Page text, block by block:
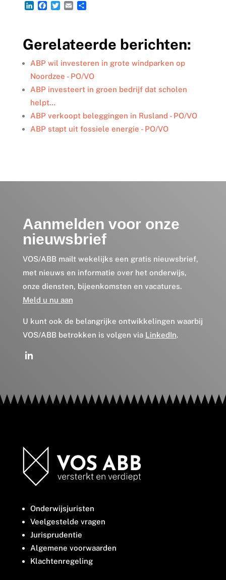
L
e
d
I
n
F
b
o
o
k
T
t
e
r
E
l
D
n
Gerelateerde berichten:
ABP wil investeren in grote windparken op
Noordzee - PO/VO
ABP investeert in groen bedrijf dat scholen
helpt…
ABP verkoopt beleggingen in Rusland - PO/VO
ABP stapt uit fossiele energie - PO/VO
Aanmelden voor onze
nieuwsbrief
VOS/ABB mailt wekelijks een gratis nieuwsbrief,
met nieuws en informatie over het onderwijs,
onze diensten, bijeenkomsten en vacatures.
Meld u nu aan
U kunt ook de belangrijke ontwikkelingen waarbij
VOS/ABB betrokken is volgen via LinkedIn.
Onderwijsjuristen
Veelgestelde vragen
Jurisprudentie
Algemene voorwaarden
Klachtenregeling